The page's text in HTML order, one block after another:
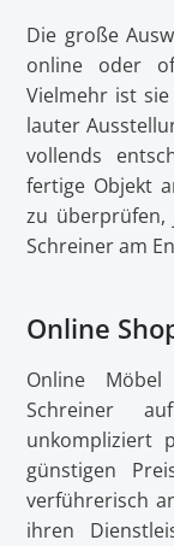
Die große
online oder
Vielmehr ist
lauter
vollends
fertige Objekt
zu überprüfen,
Schreiner am
Online
Online
Schreiner
unkompliziert
günstigen
verführerisch
ihren